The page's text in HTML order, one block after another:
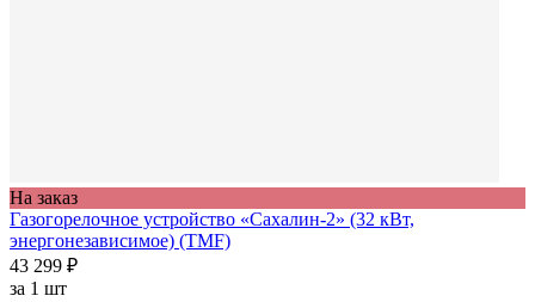
На заказ
Газогорелочное устройство «Сахалин-2» (32 кВт,
энергонезависимое) (TMF)
43 299 ₽
за 1 шт